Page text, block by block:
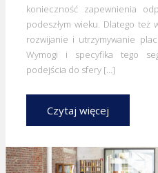
konieczność zapewnienia
podeszłym wieku. Dlatego też
rozwijanie i utrzymywanie
Wymogi i specyfika tego
podejścia do sfery […]
Czytaj więcej